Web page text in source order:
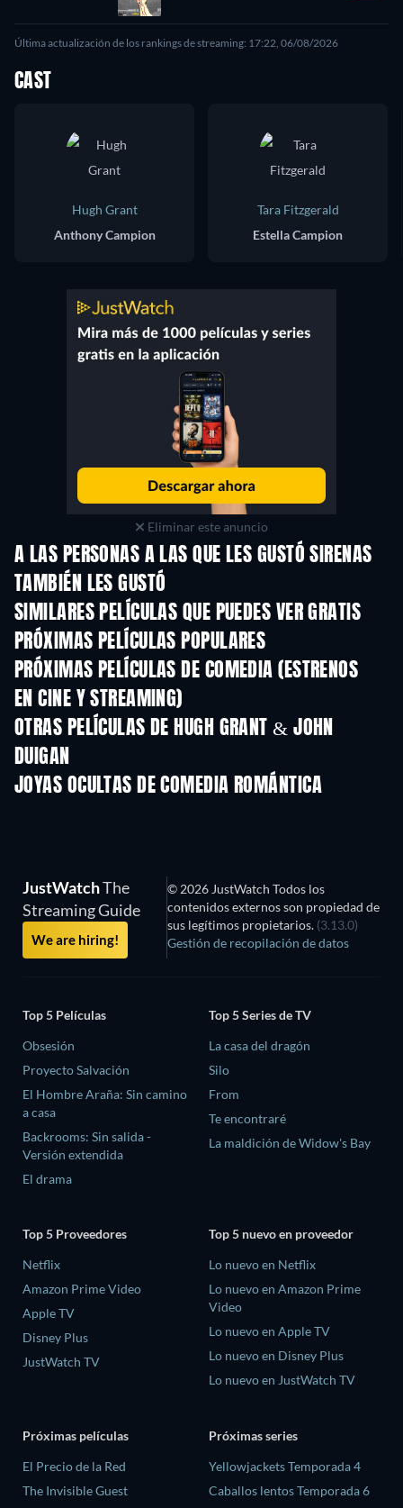
Última actualización de los rankings de streaming: 17:22, 06/08/2026
CAST
Hugh Grant
Anthony Campion
Tara Fitzgerald
Estella Campion
Eliminar este anuncio
A LAS PERSONAS A LAS QUE LES GUSTÓ SIRENAS
TAMBIÉN LES GUSTÓ
TV
SIMILARES PELÍCULAS QUE PUEDES VER GRATIS
PRÓXIMAS PELÍCULAS POPULARES
PRÓXIMAS PELÍCULAS DE COMEDIA (ESTRENOS
EN CINE Y STREAMING)
OTRAS PELÍCULAS DE HUGH GRANT & JOHN
DUIGAN
JOYAS OCULTAS DE COMEDIA ROMÁNTICA
JustWatchThe
Streaming Guide
We are hiring!
© 2026 JustWatch Todos los
contenidos externos son propiedad de
sus legítimos propietarios. (3.13.0)
Gestión de recopilación de datos
Top 5 Películas
Obsesión
Proyecto Salvación
El Hombre Araña: Sin camino
a casa
Backrooms: Sin salida -
Versión extendida
El drama
Top 5 Series de TV
La casa del dragón
Silo
From
Te encontraré
La maldición de Widow's Bay
Top 5 Proveedores
Netflix
Amazon Prime Video
Apple TV
Disney Plus
JustWatch TV
Top 5 nuevo en proveedor
Lo nuevo en Netflix
Lo nuevo en Amazon Prime
Video
Lo nuevo en Apple TV
Lo nuevo en Disney Plus
Lo nuevo en JustWatch TV
Próximas películas
El Precio de la Red
The Invisible Guest
Próximas series
Yellowjackets Temporada 4
Caballos lentos Temporada 6